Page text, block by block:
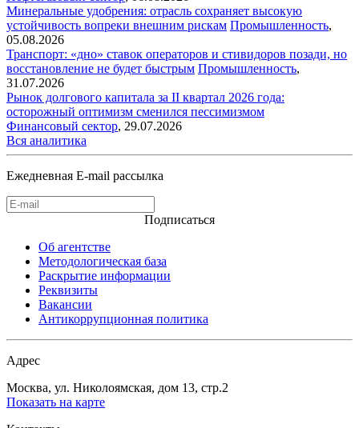
Минеральные удобрения: отрасль сохраняет высокую
устойчивость вопреки внешним рискам Промышленность,
05.08.2026
Транспорт: «дно» ставок операторов и стивидоров позади, но
восстановление не будет быстрым Промышленность,
31.07.2026
Рынок долгового капитала за II квартал 2026 года:
осторожный оптимизм сменился пессимизмом
Финансовый сектор, 29.07.2026
Вся аналитика
Ежедневная E-mail рассылка
Подписаться
Об агентстве
Методологическая база
Раскрытие информации
Реквизиты
Вакансии
Антикоррупционная политика
Адрес
Москва, ул. Николоямская, дом 13, стр.2
Показать на карте